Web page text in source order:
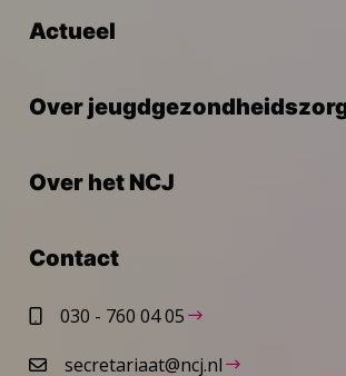
Actueel
Over
Over het NCJ
Contact
030 - 760 04 05
secretariaat@ncj.nl